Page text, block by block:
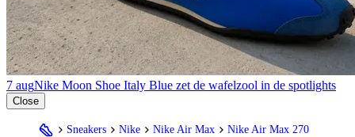
7 augNike Moon Shoe Italy Blue zet de wafelzool in de spotlights
Close
Sneakers Nike Nike Air Max Nike Air Max 270